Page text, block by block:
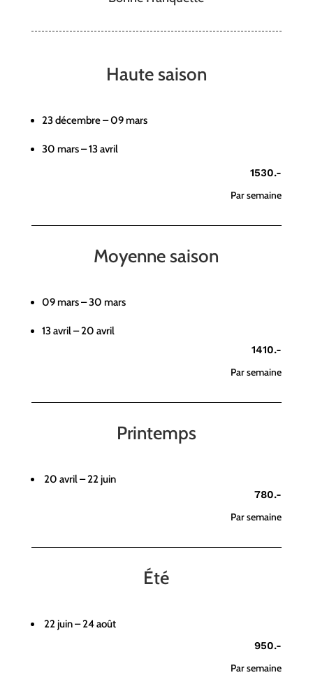
Haute saison
23 décembre – 09 mars
30 mars – 13 avril
1530.-
Par semaine
Moyenne saison
09 mars – 30 mars
13 avril – 20 avril
1410.-
Par semaine
Printemps
20 avril – 22 juin
780.-
Par semaine
Été
22 juin – 24 août
950.-
Par semaine